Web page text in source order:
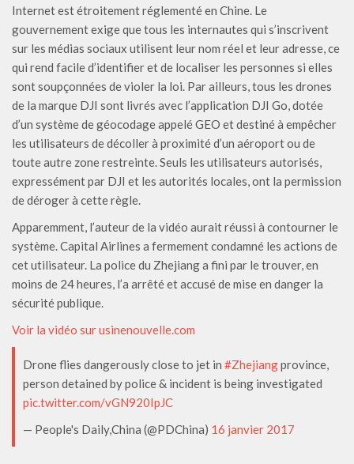
Internet est étroitement réglementé en Chine. Le
gouvernement exige que tous les internautes qui s’inscrivent
sur les médias sociaux utilisent leur nom réel et leur adresse, ce
qui rend facile d’identifier et de localiser les personnes si elles
sont soupçonnées de violer la loi. Par ailleurs, tous les drones
de la marque DJI sont livrés avec l’application DJI Go, dotée
d’un système de géocodage appelé GEO et destiné à empêcher
les utilisateurs de décoller à proximité d’un aéroport ou de
toute autre zone restreinte. Seuls les utilisateurs autorisés,
expressément par DJI et les autorités locales, ont la permission
de déroger à cette règle.
Apparemment, l’auteur de la vidéo aurait réussi à contourner le
système. Capital Airlines a fermement condamné les actions de
cet utilisateur. La police du Zhejiang a fini par le trouver, en
moins de 24 heures, l’a arrêté et accusé de mise en danger la
sécurité publique.
Voir la vidéo sur usinenouvelle.com
Drone flies dangerously close to jet in #Zhejiangprovince,
person detained by police & incident is being investigated
pic.twitter.com/vGN920IpJC
— People's Daily,China (@PDChina) 16 janvier 2017